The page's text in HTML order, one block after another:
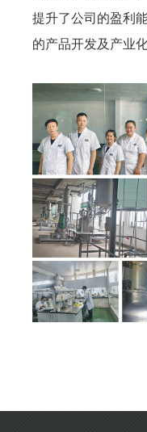
公司概况
企业文化
品牌荣誉
技术创新
研发技术
人力资源
人才理念
联系我们
提升了公司的盈利
的产品开发及产业化